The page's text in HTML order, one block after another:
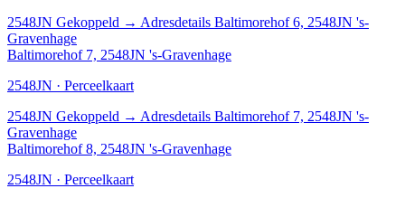
2548JN Gekoppeld → Adresdetails Baltimorehof 6, 2548JN 's-
Gravenhage
Baltimorehof 7, 2548JN 's-Gravenhage
2548JN · Perceelkaart
2548JN Gekoppeld → Adresdetails Baltimorehof 7, 2548JN 's-
Gravenhage
Baltimorehof 8, 2548JN 's-Gravenhage
2548JN · Perceelkaart